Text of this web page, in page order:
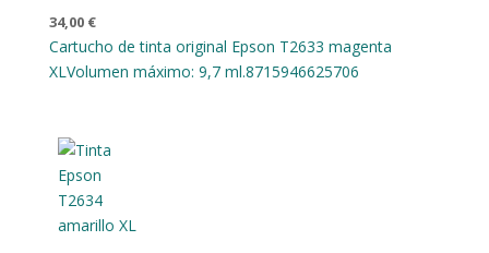
34,00 €
Cartucho de tinta original Epson T2633 magenta
XLVolumen máximo: 9,7 ml.8715946625706